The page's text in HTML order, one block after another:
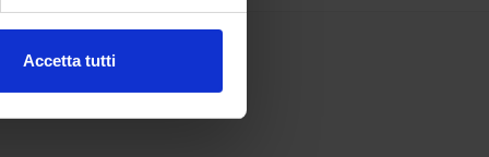
che hai fornito loro o
Accetta tutti